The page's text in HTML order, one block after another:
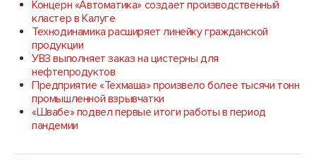
Концерн «Автоматика» создает производственный
кластер в Калуге
Технодинамика расширяет линейку гражданской
продукции
УВЗ выполняет заказ на цистерны для
нефтепродуктов
Предприятие «Техмаша» произвело более тысячи тонн
промышленной взрывчатки
«Швабе» подвел первые итоги работы в период
пандемии